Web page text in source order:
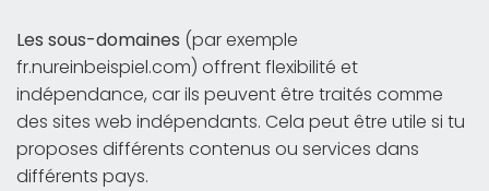
Les sous-domaines (par exemple
fr.nureinbeispiel.com) offrent flexibilité et
indépendance, car ils peuvent être traités comme
des sites web indépendants. Cela peut être utile si tu
proposes différents contenus ou services dans
différents pays.